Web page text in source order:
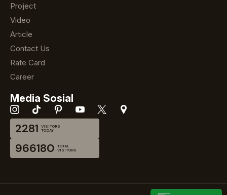
Project
Video
Article
Contact Us
Rate Card
Career
Media Sosial
2281 VISITORS
TODAY
966180 TOTAL
VISITORS